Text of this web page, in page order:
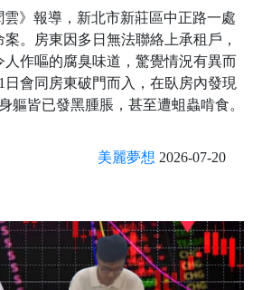
雲》報導，新北市新莊區中正路一處
。房東因多日無法聯絡上承租戶，
人作嘔的腐臭味道，驚覺情況有異而
日會同房東破門而入，在臥房內發現
軀皆已發黑腫脹，甚至遭蛆蟲啃食。
美麗夢想 2026-07-20